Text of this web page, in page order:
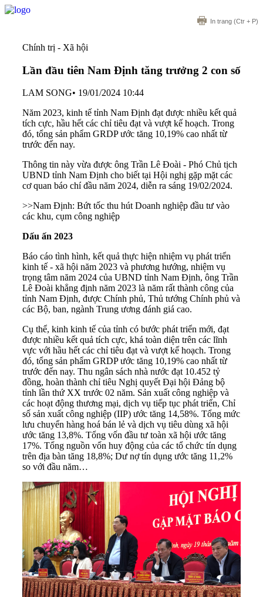
In trang (Ctr + P)
Chính trị - Xã hội
Lần đầu tiên Nam Định tăng trưởng 2 con số
LAM SONG• 19/01/2024 10:44
Năm 2023, kinh tế tỉnh Nam Định đạt được nhiều kết quả
tích cực, hầu hết các chỉ tiêu đạt và vượt kế hoạch. Trong
đó, tổng sản phẩm GRDP ước tăng 10,19% cao nhất từ
trước đến nay.
Thông tin này vừa được ông Trần Lê Đoài - Phó Chủ tịch
UBND tỉnh Nam Định cho biết tại Hội nghị gặp mặt các
cơ quan báo chí đầu năm 2024, diễn ra sáng 19/02/2024.
>>Nam Định: Bứt tốc thu hút Doanh nghiệp đầu tư vào
các khu, cụm công nghiệp
Dấu ấn 2023
Báo cáo tình hình, kết quả thực hiện nhiệm vụ phát triển
kinh tế - xã hội năm 2023 và phương hướng, nhiệm vụ
trọng tâm năm 2024 của UBND tỉnh Nam Định, ông Trần
Lê Đoài khẳng định năm 2023 là năm rất thành công của
tỉnh Nam Định, được Chính phủ, Thủ tướng Chính phủ và
các Bộ, ban, ngành Trung ương đánh giá cao.
Cụ thể, kinh kinh tế của tỉnh có bước phát triển mới, đạt
được nhiều kết quả tích cực, khá toàn diện trên các lĩnh
vực với hầu hết các chỉ tiêu đạt và vượt kế hoạch. Trong
đó, tổng sản phẩm GRDP ước tăng 10,19% cao nhất từ
trước đến nay. Thu ngân sách nhà nước đạt 10.452 tỷ
đồng, hoàn thành chỉ tiêu Nghị quyết Đại hội Đảng bộ
tỉnh lần thứ XX trước 02 năm. Sản xuất công nghiệp và
các hoạt động thương mại, dịch vụ tiếp tục phát triển, Chỉ
số sản xuất công nghiệp (IIP) ước tăng 14,58%. Tổng mức
lưu chuyển hàng hoá bán lẻ và dịch vụ tiêu dùng xã hội
ước tăng 13,8%. Tổng vốn đầu tư toàn xã hội ước tăng
17%. Tổng nguồn vốn huy động của các tổ chức tín dụng
trên địa bàn tăng 18,8%; Dư nợ tín dụng ước tăng 11,2%
so với đầu năm…